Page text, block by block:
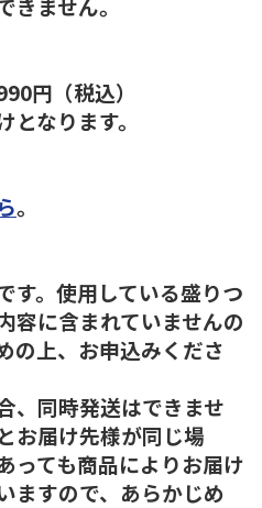
円（税込）
なります。
。
す。使用している盛りつ
容に含まれていませんの
の上、お申込みくださ
、同時発送はできませ
お届け先様が同じ場
っても商品によりお届け
ますので、あらかじめ